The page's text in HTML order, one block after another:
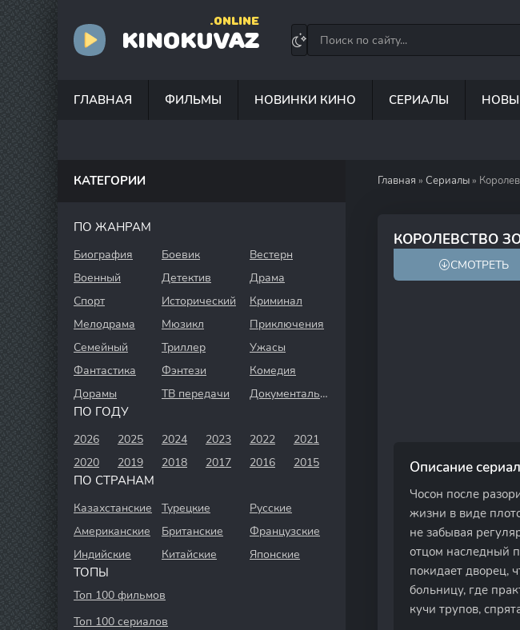
KINOKUVAZ
.ONLINE
ГЛАВНАЯ ФИЛЬМЫ НОВИНКИ КИНО СЕРИАЛЫ
Главная » Сериалы »
КОРОЛЕВСТВО
7.7 8.3
СМОТРЕТЬ
Описание
Чосон после
жизни в виде
не забывая
отцом наследный
покидает дворец,
больницу, где
кучи трупов,
КАТЕГОРИИ
ПО ЖАНРАМ
Биография Боевик
Вестерн
Военный
Детектив
Драма
Спорт
Исторический
Криминал
Мелодрама
Мюзикл
Приключения
Семейный
Триллер
Ужасы
Фантастика
Фэнтези
Комедия
Дорамы
ТВ передачи Документальный
ПО ГОДУ
2026 2025 2024 2023 2022
2021
2020
2019 2018 2017 2016 2015
ПО СТРАНАМ
Казахстанские Турецкие
Русские
Американские
Британские
Французские
Индийские
Китайские Японские
ТОПЫ
Топ 100 фильмов
Топ 100 сериалов